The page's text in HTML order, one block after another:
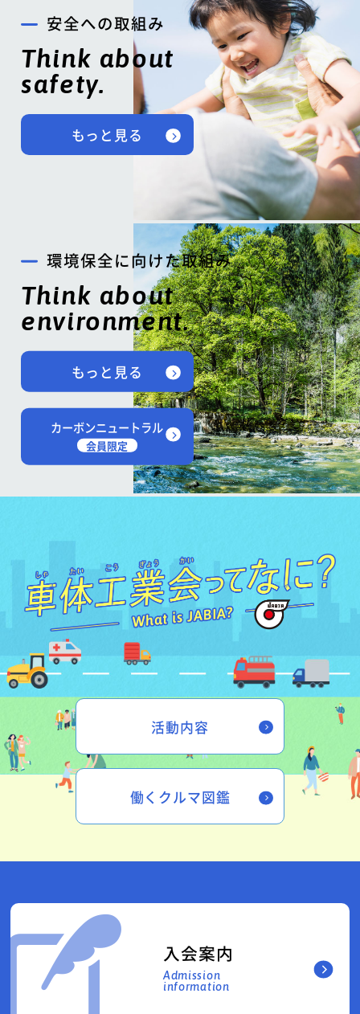
安全への取組み
Think about
safety.
もっと見る
環境保全に向けた取組み
Think about
environment.
もっと見る
カーボンニュートラル
会員限定
活動内容
働くクルマ図鑑
入会案内
Admission
information